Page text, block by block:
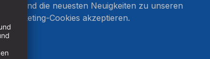
und die neuesten Neuigkeiten zu unseren
Marketing-Cookies akzeptieren.